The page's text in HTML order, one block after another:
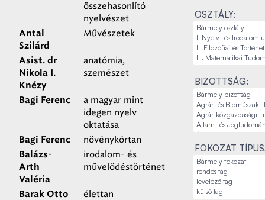
összehasonlító
nyelvészet
Antal
Szilárd
Művészetek
Asist. dr
Nikola I.
Knézy
anatómia,
szemészet
Bagi Ferenc
a magyar mint
idegen nyelv
oktatása
Bagi Ferenc növénykórtan
Balázs-
Arth
Valéria
irodalom- és
művelődéstörténet
Barak Otto élettan
OSZTÁLY:
BIZOTTSÁG:
FOKOZAT